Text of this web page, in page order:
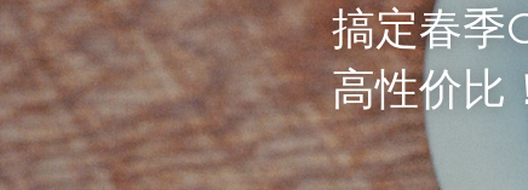
搞定春季
高性价比